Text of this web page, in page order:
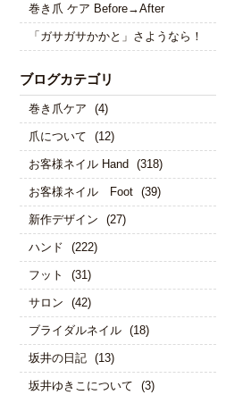
巻き爪 ケア Before→After
「ガサガサかかと」さようなら！
ブログカテゴリ
巻き爪ケア (4)
爪について (12)
お客様ネイル Hand (318)
お客様ネイル Foot (39)
新作デザイン (27)
ハンド (222)
フット (31)
サロン (42)
ブライダルネイル (18)
坂井の日記 (13)
坂井ゆきこについて (3)